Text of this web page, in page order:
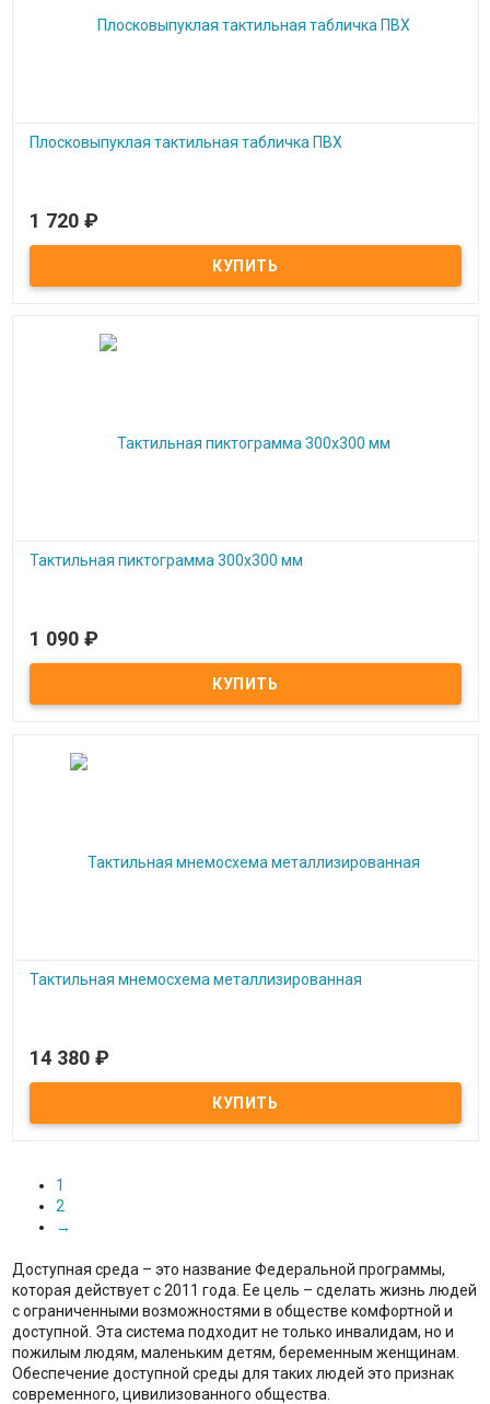
Плосковыпуклая тактильная табличка ПВХ
Под заказ
Плосковыпуклая тактильная табличка ПВХ
1 720 ₽
Тактильная пиктограмма 300x300 мм
Под заказ
Тактильная пиктограмма 300x300 мм
1 090 ₽
Тактильная мнемосхема металлизированная
Под заказ
Тактильная мнемосхема металлизированная
14 380 ₽
1
2
→
Доступная среда – это название Федеральной программы,
которая действует с 2011 года. Ее цель – сделать жизнь людей
с ограниченными возможностями в обществе комфортной и
доступной. Эта система подходит не только инвалидам, но и
пожилым людям, маленьким детям, беременным женщинам.
Обеспечение доступной среды для таких людей это признак
современного, цивилизованного общества.